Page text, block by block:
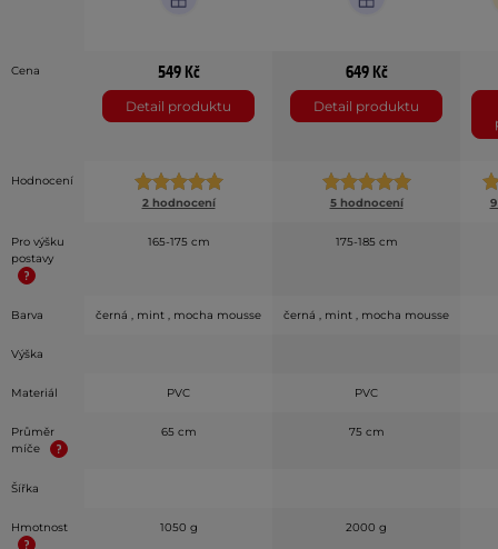
Cena 549 Kč
Detail produktu
649 Kč
Detail produktu
Hodnocení
2 hodnocení
5 hodnocení
Pro výšku
postavy
165-175 cm 175-185 cm
Barva černá , mint , mocha mousse černá , mint , mocha mousse
Výška
Materiál PVC PVC
Průměr
míče
65 cm 75 cm
Šířka
Hmotnost 1050 g 2000 g